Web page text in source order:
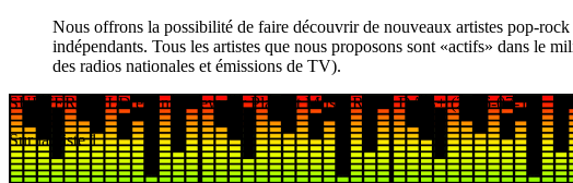
Nous offrons la possibilité de faire découvrir de nouveaux artistes pop-
indépendants. Tous les artistes que nous proposons sont «actifs» dans le
des radios nationales et émissions de TV).
SURFERCHILD en interview sur Playlist Music Radio DAB+ (2026-07-16)
Sur la piste 1